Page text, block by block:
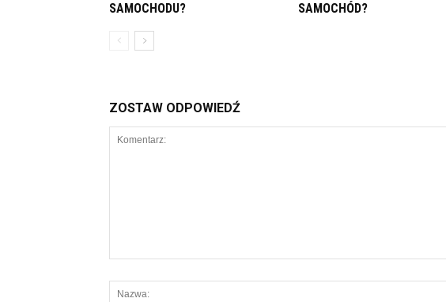
SAMOCHODU?
SAMOCHÓD?
ZOSTAW ODPOWIEDŹ